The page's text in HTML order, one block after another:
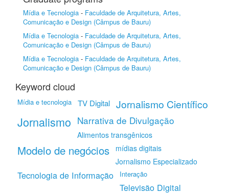
Mídia e Tecnologia - Faculdade de Arquitetura, Artes,
Comunicação e Design (Câmpus de Bauru)
Mídia e Tecnologia - Faculdade de Arquitetura, Artes,
Comunicação e Design (Câmpus de Bauru)
Mídia e Tecnologia - Faculdade de Arquitetura, Artes,
Comunicação e Design (Câmpus de Bauru)
Keyword cloud
Mídia e tecnologia TV Digital Jornalismo Científico
Jornalismo Narrativa de Divulgação
Alimentos transgênicos
Modelo de negócios
mídias digitais
Jornalismo Especializado
Tecnologia de Informação Interação
Televisão Digital